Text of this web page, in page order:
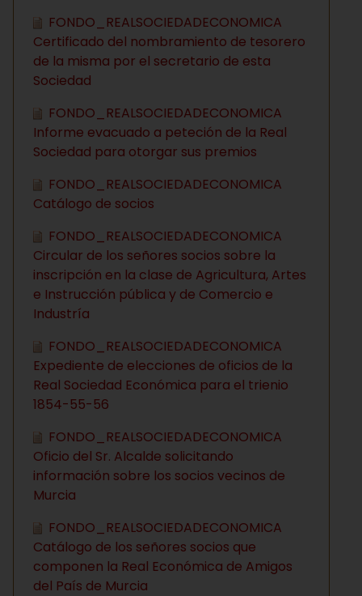
FONDO_REALSOCIEDADECONOMICA
Certificado del nombramiento de tesorero
de la misma por el secretario de esta
Sociedad
FONDO_REALSOCIEDADECONOMICA
Informe evacuado a peteción de la Real
Sociedad para otorgar sus premios
FONDO_REALSOCIEDADECONOMICA
Catálogo de socios
FONDO_REALSOCIEDADECONOMICA
Circular de los señores socios sobre la
inscripción en la clase de Agricultura, Artes
e Instrucción pública y de Comercio e
Industría
FONDO_REALSOCIEDADECONOMICA
Expediente de elecciones de oficios de la
Real Sociedad Económica para el trienio
1854-55-56
FONDO_REALSOCIEDADECONOMICA
Oficio del Sr. Alcalde solicitando
información sobre los socios vecinos de
Murcia
FONDO_REALSOCIEDADECONOMICA
Catálogo de los señores socios que
componen la Real Económica de Amigos
del País de Murcia